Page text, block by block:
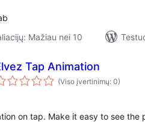
Mažiau nei 10
Tap Animation
(Viso įvertinimų: 0)
on tap. Make it easy to see the